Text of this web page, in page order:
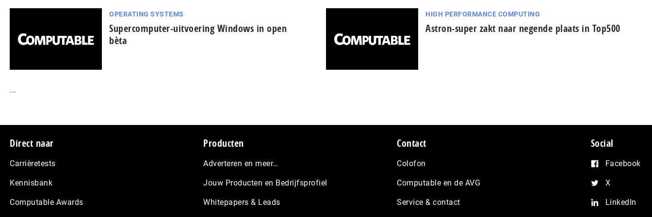
OPERATING SYSTEMS
Supercomputer-uitvoering Windows in open
bèta
HIGH PERFORMANCE COMPUTING
Astron-super zakt naar negende plaats in Top500
...
Footer
Direct naar
Carrièretests
Kennisbank
Computable Awards
Producten
Adverteren en meer…
Jouw Producten en Bedrijfsprofiel
Whitepapers & Leads
Contact
Colofon
Computable en de AVG
Service & contact
Social
Facebook
X
LinkedIn